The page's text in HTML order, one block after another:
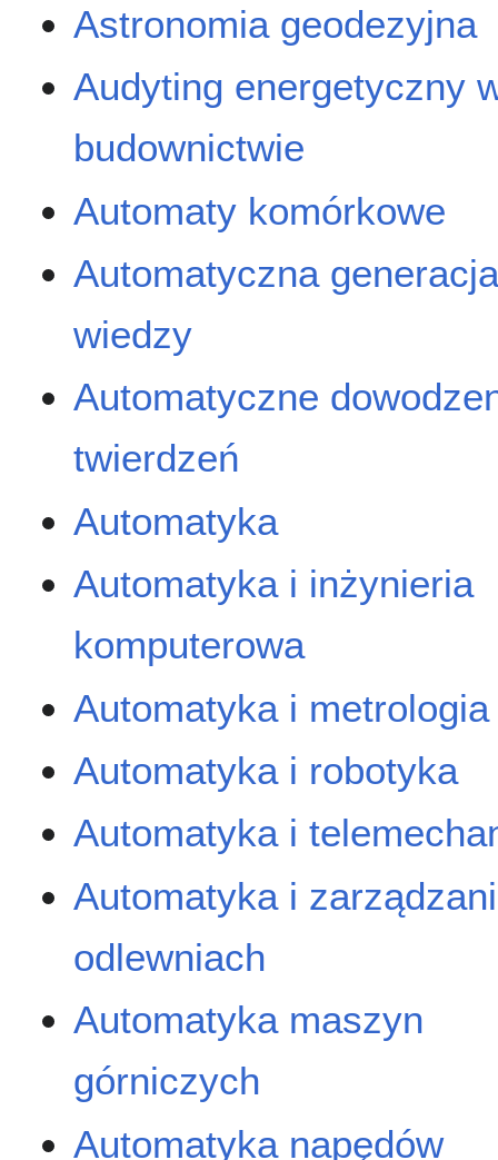
Astronomia geodezyjna
Audyting energetyczny
budownictwie
Automaty komórkowe
Automatyczna
wiedzy
Automatyczne
twierdzeń
Automatyka
Automatyka i inżynieria
komputerowa
Automatyka i metrologia
Automatyka i robotyka
Automatyka i
Automatyka i
odlewniach
Automatyka maszyn
górniczych
Automatyka napędów